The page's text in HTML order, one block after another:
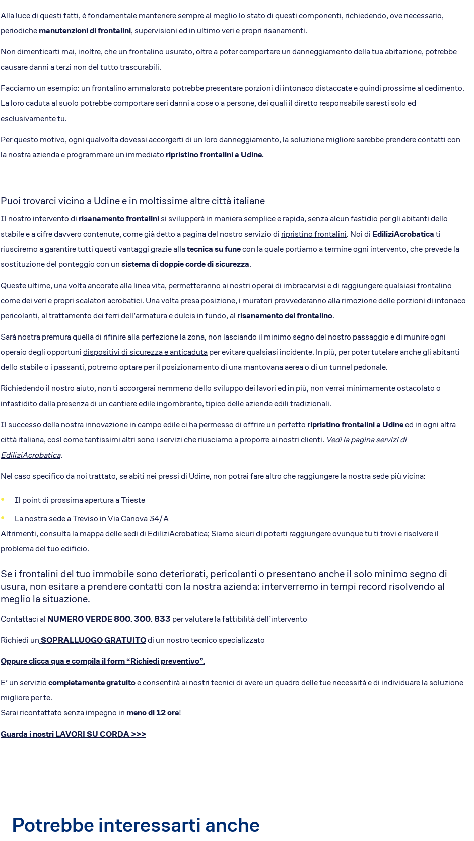
Alla luce di questi fatti, è fondamentale mantenere sempre al meglio lo stato di questi componenti, richiedendo, ove necessario,
periodichemanutenzioni di frontalini, supervisioni ed in ultimo veri e propri risanamenti.
Non dimenticarti mai, inoltre, che un frontalino usurato, oltre a poter comportare un danneggiamento della tua abitazione, potrebbe
causare danni a terzi non del tutto trascurabili.
Facciamo un esempio: un frontalino ammalorato potrebbe presentare porzioni di intonaco distaccate e quindi prossime al cedimento.
La loro caduta al suolo potrebbe comportare seri danni a cose o a persone, dei quali il diretto responsabile saresti solo ed
esclusivamente tu.
Per questo motivo, ogni qualvolta dovessi accorgerti di un loro danneggiamento, la soluzione migliore sarebbe prendere contatti con
la nostra azienda e programmare un immediato ripristino frontalini a Udine.
Puoi trovarci vicino a Udine e in moltissime altre città italiane
Il nostro intervento di risanamento frontalinisi svilupperà in maniera semplice e rapida, senza alcun fastidio per gli abitanti dello
stabile e a cifre davvero contenute, come già detto a pagina del nostro servizio di ripristino frontalini. Noi di EdiliziAcrobaticati
riusciremo a garantire tutti questi vantaggi grazie allatecnica su funecon la quale portiamo a termine ogni intervento, che prevede la
sostituzione del ponteggio con unsistema di doppie corde di sicurezza.
Queste ultime, una volta ancorate alla linea vita, permetteranno ai nostri operai di imbracarvisi e di raggiungere qualsiasi frontalino
come dei veri e propri scalatori acrobatici. Una volta presa posizione, i muratori provvederanno alla rimozione delle porzioni di intonaco
pericolanti, al trattamento dei ferri dell’armatura e dulcis in fundo, al risanamento del frontalino.
Sarà nostra premura quella di rifinire alla perfezione la zona, non lasciando il minimo segno del nostro passaggio e di munire ogni
operaio degli opportunidispositivi di sicurezza e anticadutaper evitare qualsiasi incidente. In più, per poter tutelare anche gli abitanti
dello stabile o i passanti, potremo optare per il posizionamento di una mantovana aerea o di un tunnel pedonale.
Richiedendo il nostro aiuto, non ti accorgerai nemmeno dello sviluppo dei lavori ed in più, non verrai minimamente ostacolato o
infastidito dalla presenza di un cantiere edile ingombrante, tipico delle aziende edili tradizionali.
Il successo della nostra innovazione in campo edile ci ha permesso di offrire un perfetto ripristino frontalini a Udineed in ogni altra
città italiana, così come tantissimi altri sono i servizi che riusciamo a proporre ai nostri clienti. Vedi la paginaservizi di
EdiliziAcrobatica.
Nel caso specifico da noi trattato, se abiti nei pressi di Udine, non potrai fare altro che raggiungere la nostra sede più vicina:
Il point di prossima apertura a Trieste
La nostra sede a Treviso in Via Canova 34/A
Altrimenti, consulta lamappa delle sedi di EdiliziAcrobatica; Siamo sicuri di poterti raggiungere ovunque tu ti trovi e risolvere il
problema del tuo edificio.
Se i frontalini del tuo immobile sono deteriorati, pericolanti o presentano anche il solo minimo segno di
usura, non esitare a prendere contatti con la nostra azienda: interverremo in tempi record risolvendo al
meglio la situazione.
Contattaci al NUMERO VERDE 800. 300. 833 per valutare la fattibilità dell’intervento
Richiedi unSOPRALLUOGO GRATUITOdi un nostro tecnico specializzato
Oppure clicca qua e compila il form“Richiedi preventivo”.
E’ un serviziocompletamente gratuitoe consentirà ai nostri tecnici di avere un quadro delle tue necessità e di individuare la soluzione
migliore per te.
Sarai ricontattato senza impegno in meno di 12 ore!
Guarda i nostri LAVORI SU CORDA >>>
Potrebbe interessarti anche